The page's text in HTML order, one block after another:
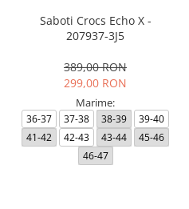
Saboti Crocs Echo X -
207937-3J5
389,00 RON
299,00 RON
Marime:
36-37 37-38 38-39
39-40
41-42
42-43 43-44
45-46
46-47